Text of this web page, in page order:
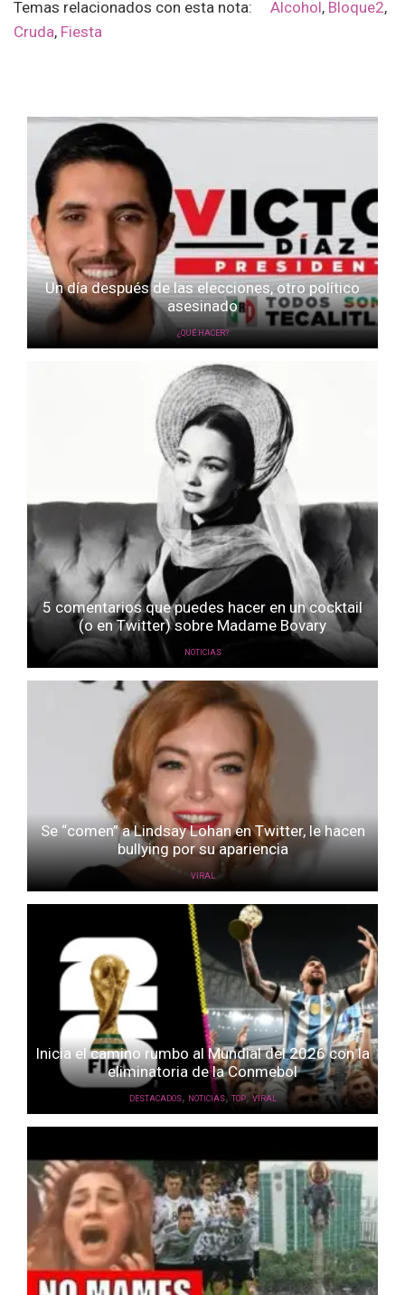
Temas relacionados con esta nota: Alcohol, Bloque2,
Cruda, Fiesta
Un día después de las elecciones, otro político
asesinado
¿QUÉ HACER?
5 comentarios que puedes hacer en un cocktail
(o en Twitter) sobre Madame Bovary
NOTICIAS
Se “comen” a Lindsay Lohan en Twitter, le hacen
bullying por su apariencia
VIRAL
Inicia el camino rumbo al Mundial del 2026 con la
eliminatoria de la Conmebol
DESTACADOS, NOTICIAS, TOP,VIRAL